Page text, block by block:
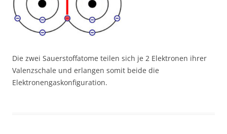
Die zwei Sauerstoffatome teilen sich je 2 Elektronen ihrer
Valenzschale und erlangen somit beide die
Elektronengaskonfiguration.